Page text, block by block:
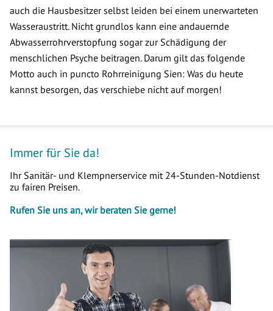
auch die Hausbesitzer selbst leiden bei einem unerwarteten
Wasseraustritt. Nicht grundlos kann eine andauernde
Abwasserrohrverstopfung sogar zur Schädigung der
menschlichen Psyche beitragen. Darum gilt das folgende
Motto auch in puncto Rohrreinigung Sien: Was du heute
kannst besorgen, das verschiebe nicht auf morgen!
Immer für Sie da!
Ihr Sanitär- und Klempnerservice mit 24-Stunden-Notdienst
zu fairen Preisen.
Rufen Sie uns an, wir beraten Sie gerne!